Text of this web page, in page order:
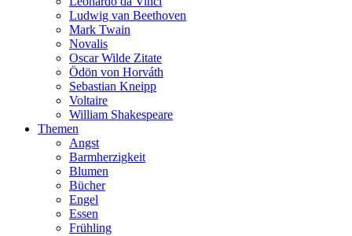
Ludwig van Beethoven
Mark Twain
Novalis
Oscar Wilde Zitate
Ödön von Horváth
Sebastian Kneipp
Voltaire
William Shakespeare
Themen
Angst
Barmherzigkeit
Blumen
Bücher
Engel
Essen
Frühling